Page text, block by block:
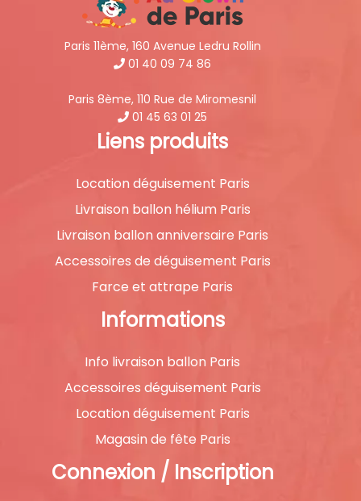
Paris 11ème, 160 Avenue Ledru Rollin
01 40 09 74 86
Paris 8ème, 110 Rue de Miromesnil
01 45 63 01 25
Liens produits
Location déguisement Paris
Livraison ballon hélium Paris
Livraison ballon anniversaire Paris
Accessoires de déguisement Paris
Farce et attrape Paris
Informations
Info livraison ballon Paris
Accessoires déguisement Paris
Location déguisement Paris
Magasin de fête Paris
Connexion / Inscription